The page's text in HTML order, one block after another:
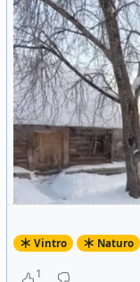
Vintro Naturo
1